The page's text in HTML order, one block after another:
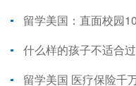
留学美国：直面校园
什么样的孩子不适合
留学美国 医疗保险千